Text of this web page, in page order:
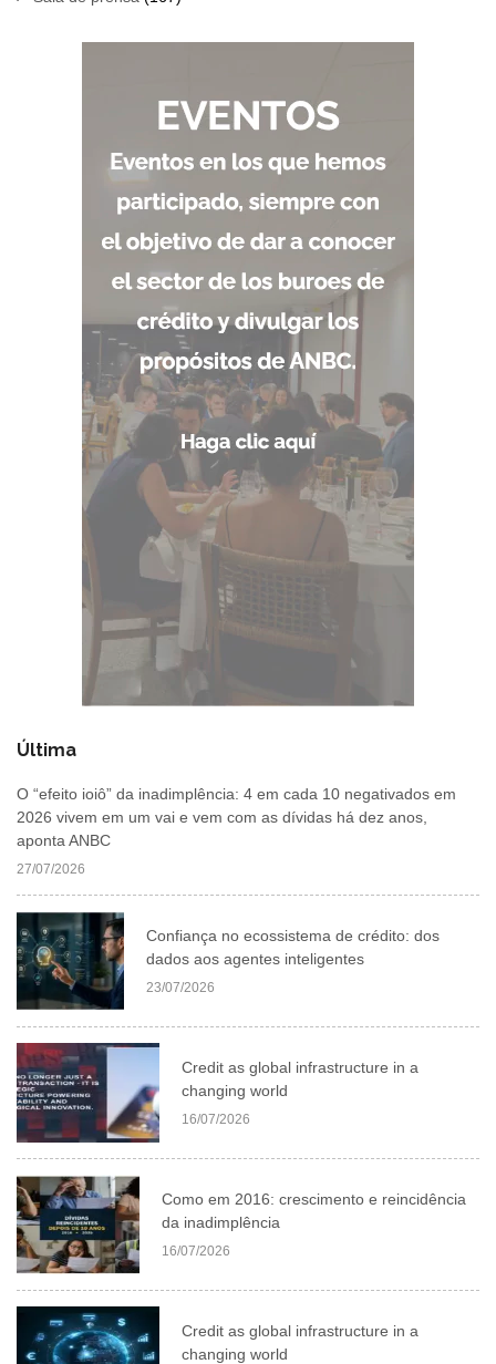
Última
O “efeito ioiô” da inadimplência: 4 em cada 10 negativados em
2026 vivem em um vai e vem com as dívidas há dez anos,
aponta ANBC
27/07/2026
Confiança no ecossistema de crédito: dos
dados aos agentes inteligentes
23/07/2026
Credit as global infrastructure in a
changing world
16/07/2026
Como em 2016: crescimento e reincidência
da inadimplência
16/07/2026
Credit as global infrastructure in a
changing world